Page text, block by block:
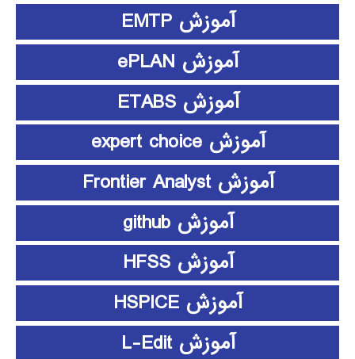
آموزش EMTP
آموزش ePLAN
آموزش ETABS
آموزش expert choice
آموزش Frontier Analyst
آموزش github
آموزش HFSS
آموزش HSPICE
آموزش L-Edit